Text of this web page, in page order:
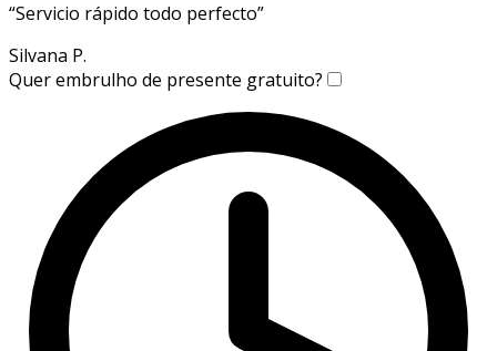
“Servicio rápido todo perfecto”
Silvana P.
Quer embrulho de presente gratuito?